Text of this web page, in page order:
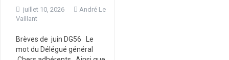
juillet 10, 2026
André Le
Vaillant
Brèves de juin DG56 Le
mot du Délégué général